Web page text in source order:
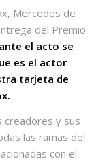
Mercedes de
del Premio
el acto se
es el actor
tarjeta de
creadores y sus
las ramas del
con el